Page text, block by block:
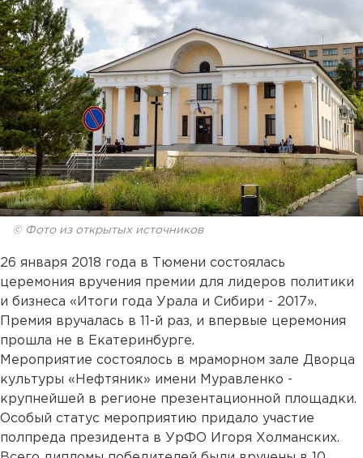
© Фото из открытых источников
26 января 2018 года в Тюмени состоялась
церемония вручения премии для лидеров политики
и бизнеса «Итоги года Урала и Сибири - 2017».
Премия вручалась в 11-й раз, и впервые церемония
прошла не в Екатеринбурге.
Мероприятие состоялось в мраморном зале Дворца
культуры «Нефтяник» имени Муравленко -
крупнейшей в регионе презентационной площадки.
Особый статус мероприятию придало участие
полпреда президента в УрФО Игоря Холманских.